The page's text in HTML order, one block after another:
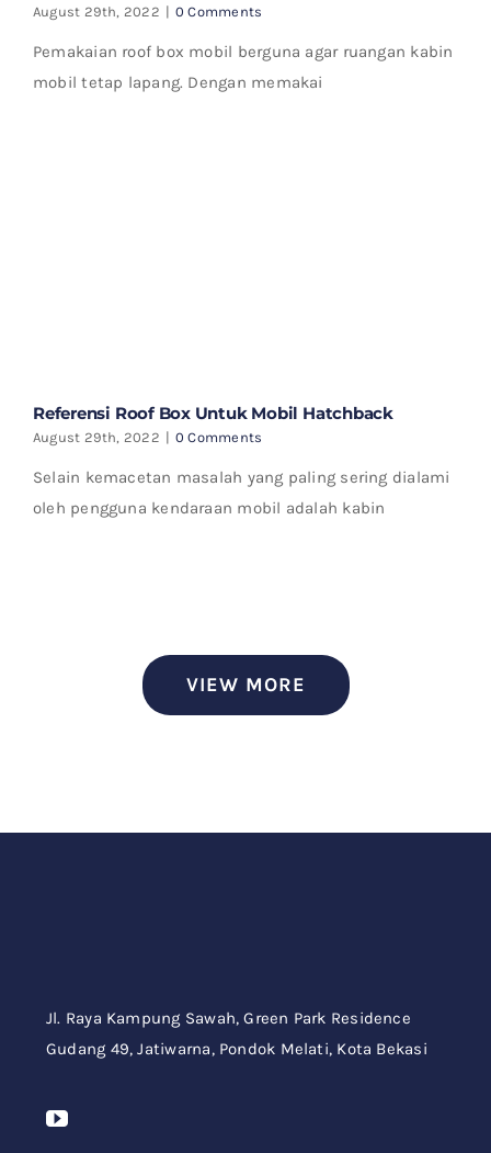
August 29th, 2022 | 0 Comments
Pemakaian roof box mobil berguna agar ruangan kabin
mobil tetap lapang. Dengan memakai
Referensi Roof Box Untuk Mobil Hatchback
August 29th, 2022 | 0 Comments
Selain kemacetan masalah yang paling sering dialami
oleh pengguna kendaraan mobil adalah kabin
VIEW MORE
Jl. Raya Kampung Sawah,Green Park Residence
Gudang 49,Jatiwarna, Pondok Melati, Kota Bekasi